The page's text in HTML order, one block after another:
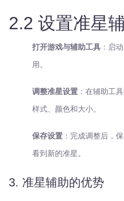
2.2 设置准星
打开游戏与辅助工具 ：启
用。
调整准星设置 ：在辅助工
样式、颜色和大小。
保存设置 ：完成调整后，
看到新的准星。
3. 准星辅助的优势